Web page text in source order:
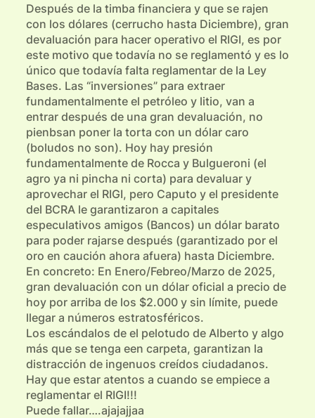
Después de la timba financiera y que se rajen
con los dólares (cerrucho hasta Diciembre), gran
devaluación para hacer operativo el RIGI, es por
este motivo que todavía no se reglamentó y es lo
único que todavía falta reglamentar de la Ley
Bases. Las “inversiones” para extraer
fundamentalmente el petróleo y litio, van a
entrar después de una gran devaluación, no
pienbsan poner la torta con un dólar caro
(boludos no son). Hoy hay presión
fundamentalmente de Rocca y Bulgueroni (el
agro ya ni pincha ni corta) para devaluar y
aprovechar el RIGI, pero Caputo y el presidente
del BCRA le garantizaron a capitales
especulativos amigos (Bancos) un dólar barato
para poder rajarse después (garantizado por el
oro en caución ahora afuera) hasta Diciembre.
En concreto: En Enero/Febreo/Marzo de 2025,
gran devaluación con un dólar oficial a precio de
hoy por arriba de los $2.000 y sin límite, puede
llegar a números estratosféricos.
Los escándalos de el pelotudo de Alberto y algo
más que se tenga een carpeta, garantizan la
distracción de ingenuos creídos ciudadanos.
Hay que estar atentos a cuando se empiece a
reglamentar el RIGI!!!
Puede fallar….ajajajjaa